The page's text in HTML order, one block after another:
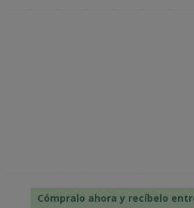
Cómpralo ahora y recíbelo